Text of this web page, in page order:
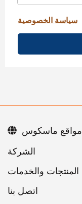
سياسة الخصوصية
اتصل بنا
مواقع ماسكوس